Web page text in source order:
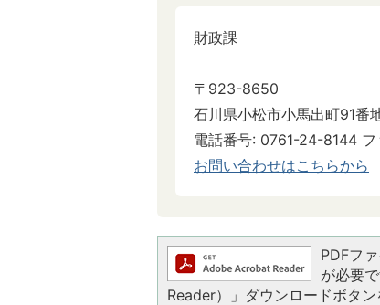
財政課
〒923-8650
石川県小松市小馬出町91番
電話番号: 0761-24-8144
お問い合わせはこちらから
PDFフ
が必要
Reader）」ダウンロードボタ